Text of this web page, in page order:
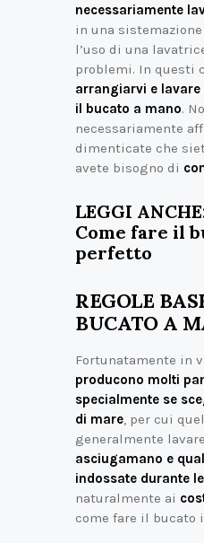
necessariamente
in una
l’uso di una
problemi. In questi
arrangiarvi e
il bucato a mano.
necessariamente
dimenticate che
avete bisogno di
LEGGI
Come fare il
perfetto
REGOLE
BUCATO A
Fortunatamente in
producono molti
specialmente se
di mare , per cui
generalmente
asciugamano e
indossate durante
naturalmente ai
come fare il bucato